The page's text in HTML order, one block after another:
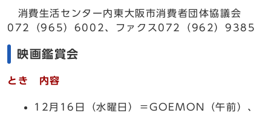
消費生活センター内東大阪市消費者団体協議会
072（965）6002、ファクス072（962）9385
映画鑑賞会
とき 内容
12月16日（水曜日）＝GOEMON（午前）、